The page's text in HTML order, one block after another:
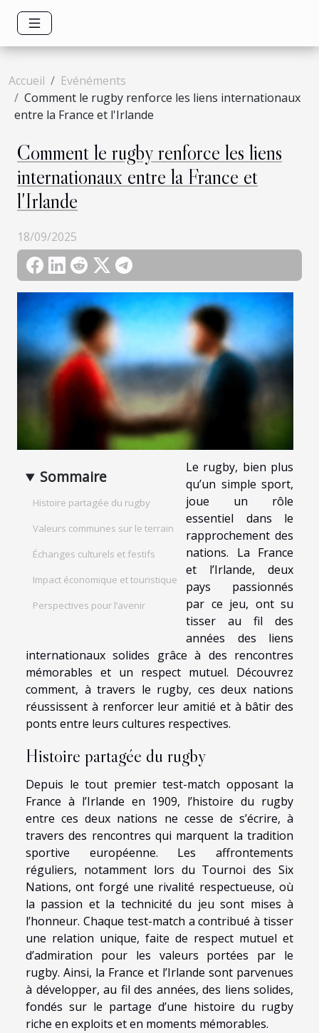
Accueil
Evénéments
Comment le rugby renforce les liens internationaux
entre la France et l'Irlande
Comment le rugby renforce les liens
internationaux entre la France et
l'Irlande
18/09/2025
Sommaire
Histoire partagée du rugby
Valeurs communes sur le terrain
Échanges culturels et festifs
Impact économique et touristique
Perspectives pour l’avenir
Le rugby, bien plus
qu’un simple sport,
joue un rôle
essentiel dans le
rapprochement des
nations. La France
et l’Irlande, deux
pays passionnés
par ce jeu, ont su
tisser au fil des
années des liens
internationaux solides grâce à des rencontres
mémorables et un respect mutuel. Découvrez
comment, à travers le rugby, ces deux nations
réussissent à renforcer leur amitié et à bâtir des
ponts entre leurs cultures respectives.
Histoire partagée du rugby
Depuis le tout premier test-match opposant la
France à l’Irlande en 1909, l’histoire du rugby
entre ces deux nations ne cesse de s’écrire, à
travers des rencontres qui marquent la tradition
sportive européenne. Les affrontements
réguliers, notamment lors du Tournoi des Six
Nations, ont forgé une rivalité respectueuse, où
la passion et la technicité du jeu sont mises à
l’honneur. Chaque test-match a contribué à tisser
une relation unique, faite de respect mutuel et
d’admiration pour les valeurs portées par le
rugby. Ainsi, la France et l’Irlande sont parvenues
à développer, au fil des années, des liens solides,
fondés sur le partage d’une histoire du rugby
riche en exploits et en moments mémorables.